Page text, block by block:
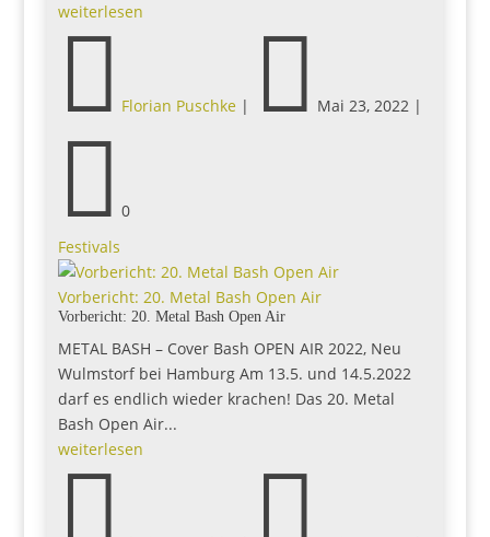
weiterlesen
 Florian Puschke|  Mai 23, 2022|
 0
Festivals
Vorbericht: 20. Metal Bash Open Air
Vorbericht: 20. Metal Bash Open Air
METAL BASH – Cover Bash OPEN AIR 2022, Neu
Wulmstorf bei Hamburg Am 13.5. und 14.5.2022
darf es endlich wieder krachen! Das 20. Metal
Bash Open Air...
weiterlesen
 